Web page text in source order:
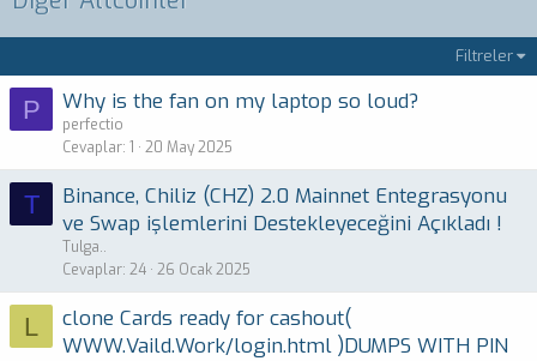
Filtreler
P Why is the fan on my laptop so loud?
perfectio
Cevaplar 1 20 May 2025
T
Binance, Chiliz (CHZ) 2.0 Mainnet Entegrasyonu
ve Swap işlemlerini Destekleyeceğini Açıkladı !
Tulga..
Cevaplar 24 26 Ocak 2025
L
clone Cards ready for cashout(
WWW.Vaild.Work/login.html )DUMPS WITH PIN